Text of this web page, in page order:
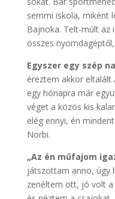
semmi iskola, miként
Bajnoka. Telt-múlt az
összes
Egyszer egy szép
éreztem akkor eltalált
egy hónapra már
véget a közös kis
elég ennyi, én
Norbi.
„Az én műfajom
játszottam anno, úgy
zenéltem ott, jó volt